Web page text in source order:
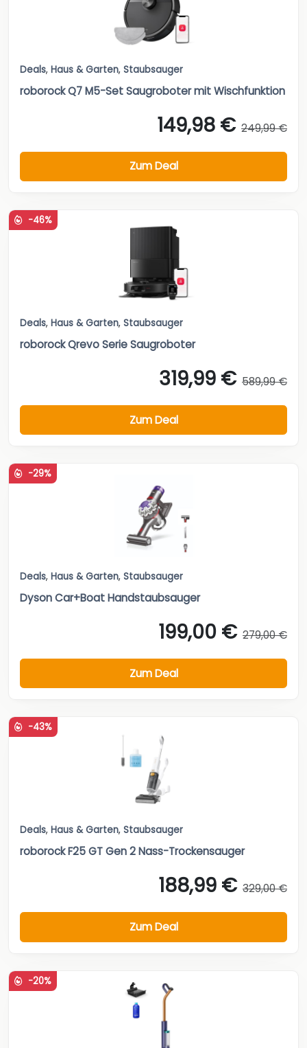
Deals, Haus & Garten, Staubsauger
roborock Q7 M5-Set Saugroboter mit Wischfunktion
149,98 € 249,99 €
Zum Deal
-46%
Deals, Haus & Garten, Staubsauger
roborock Qrevo Serie Saugroboter
319,99 € 589,99 €
Zum Deal
-29%
Deals, Haus & Garten, Staubsauger
Dyson Car+Boat Handstaubsauger
199,00 € 279,00 €
Zum Deal
-43%
Deals, Haus & Garten, Staubsauger
roborock F25 GT Gen 2 Nass-Trockensauger
188,99 € 329,00 €
Zum Deal
-20%